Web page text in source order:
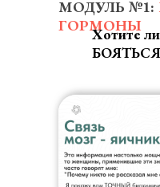
МОДУЛЬ №1:
ГОРМОНЫ
Хотите
БОЯТЬСЯ